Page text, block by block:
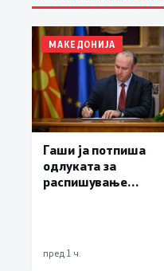
МАКЕДОНИЈА
Гаши ја потпиша
одлуката за
распишување
октомври
пред 1 ч.